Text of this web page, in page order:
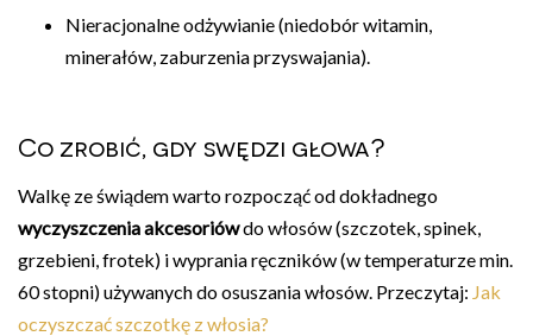
Nieracjonalne odżywianie (niedobór witamin,
minerałów, zaburzenia przyswajania).
Co zrobić, gdy swędzi głowa?
Walkę ze świądem warto rozpocząć od dokładnego
wyczyszczenia akcesoriówdo włosów (szczotek, spinek,
grzebieni, frotek) i wyprania ręczników (w temperaturze min.
60 stopni) używanych do osuszania włosów. Przeczytaj: Jak
oczyszczać szczotkę z włosia?